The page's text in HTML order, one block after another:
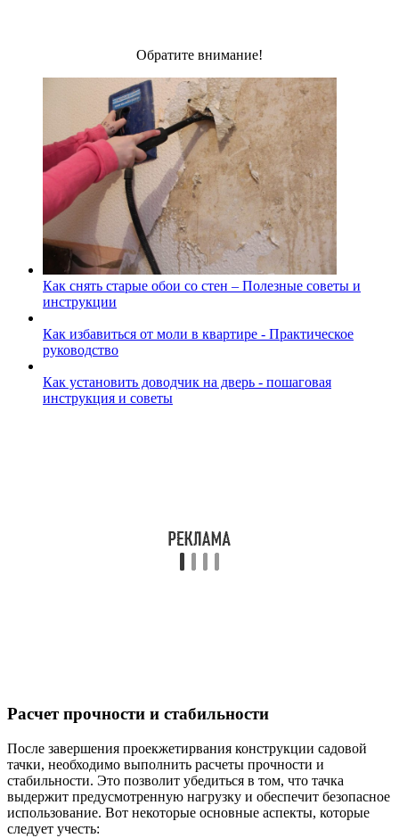
Обратите внимание!
Как снять старые обои со стен – Полезные советы и
инструкции
Как избавиться от моли в квартире - Практическое
руководство
Как установить доводчик на дверь - пошаговая
инструкция и советы
Расчет прочности и стабильности
После завершения проекжетирвания конструкции садовой
тачки, необходимо выполнить расчеты прочности и
стабильности. Это позволит убедиться в том, что тачка
выдержит предусмотренную нагрузку и обеспечит безопасное
использование. Вот некоторые основные аспекты, которые
следует учесть: